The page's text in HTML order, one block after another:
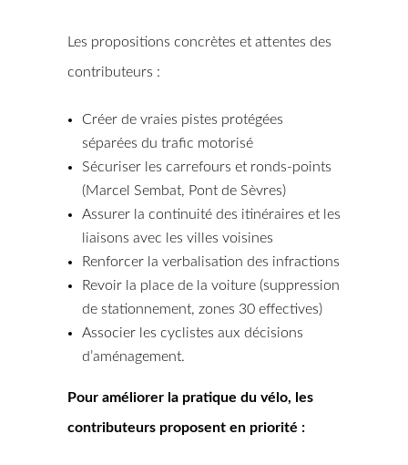
Les propositions concrètes et attentes des
contributeurs :
Créer de vraies pistes protégées
séparées du trafic motorisé
Sécuriser les carrefours et ronds-points
(Marcel Sembat, Pont de Sèvres)
Assurer la continuité des itinéraires et les
liaisons avec les villes voisines
Renforcer la verbalisation des infractions
Revoir la place de la voiture (suppression
de stationnement, zones 30 effectives)
Associer les cyclistes aux décisions
d’aménagement.
Pour améliorer la pratique du vélo, les
contributeurs proposent en priorité :